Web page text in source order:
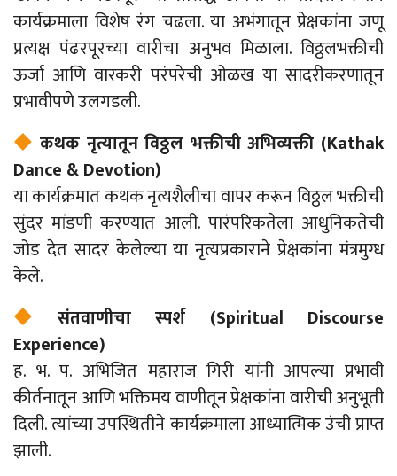
कार्यक्रमाला विशेष रंग चढला. या अभंगातून प्रेक्षकांना जणू
प्रत्यक्ष पंढरपूरच्या वारीचा अनुभव मिळाला. विठ्ठलभक्तीची
ऊर्जा आणि वारकरी परंपरेची ओळख या सादरीकरणातून
प्रभावीपणे उलगडली.
कथक नृत्यातून विठ्ठल भक्तीची अभिव्यक्ती (Kathak
Dance & Devotion)
या कार्यक्रमात कथक नृत्यशैलीचा वापर करून विठ्ठल भक्तीची
सुंदर मांडणी करण्यात आली. पारंपरिकतेला आधुनिकतेची
जोड देत सादर केलेल्या या नृत्यप्रकाराने प्रेक्षकांना मंत्रमुग्ध
केले.
संतवाणीचा स्पर्श (Spiritual Discourse
Experience)
ह. भ. प. अभिजित महाराज गिरी यांनी आपल्या प्रभावी
कीर्तनातून आणि भक्तिमय वाणीतून प्रेक्षकांना वारीची अनुभूती
दिली. त्यांच्या उपस्थितीने कार्यक्रमाला आध्यात्मिक उंची प्राप्त
झाली.